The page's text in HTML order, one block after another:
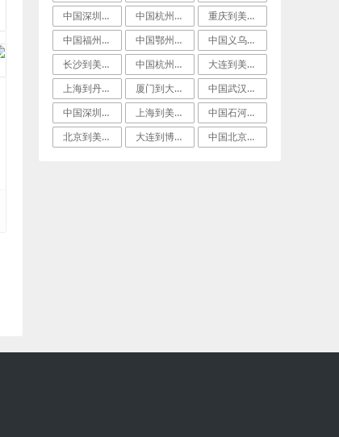
中国深圳到美国皮奥里亚经济空运
中国杭州到美国圣地亚哥国际航空货运
重庆到美国洛杉矶海空联运
中国福州到罗利(Raleigh)空运门到
中国鄂州到美国夏洛特(Charlotte
中国义乌到布里奇波特(Bridgepor
长沙到美国底特律经济空运
中国杭州到拉斯维加斯(LasVegas)
大连到美国萨克拉门托海上运输
上海到丹佛(Denver)航空运输
厦门到大瀑布城(GreatFalls)空
中国武汉到美国塔科马(Tacoma)国际
中国深圳到美国匹兹堡加急空运
上海到美国洛杉矶(LosAngeles)
中国石河子到路易斯维尔(Louisvil
北京到美国明尼阿波利斯(Minneapo
大连到博根菲尔德国际海空联运 中国北京到美国诺克斯维尔拼货空运